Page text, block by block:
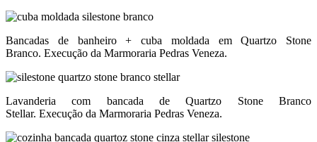
Bancadas de banheiro + cuba moldada em Quartzo Stone
Branco. Execução da Marmoraria Pedras Veneza.
Lavanderia com bancada de Quartzo Stone Branco
Stellar. Execução da Marmoraria Pedras Veneza.